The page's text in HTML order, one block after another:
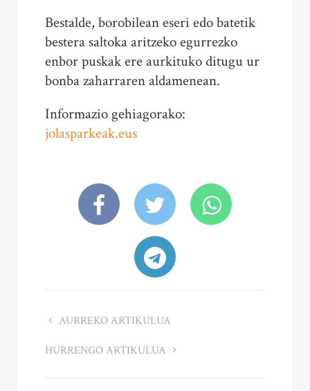
Bestalde, borobilean eseri edo batetik
bestera saltoka aritzeko egurrezko
enbor puskak ere aurkituko ditugu ur
bonba zaharraren aldamenean.
Informazio gehiagorako:
jolasparkeak.eus
AURREKO ARTIKULUA
HURRENGO ARTIKULUA